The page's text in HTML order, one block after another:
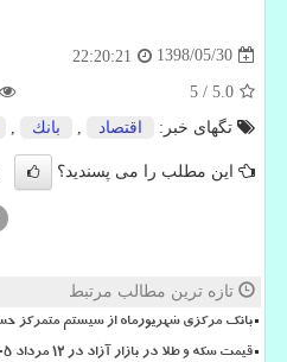
1398/05/30
22:20:21
5.0
/
5
تگهای خبر:
اقتصاد بانك
این مطلب را می پسندید؟
تازه ترین مطالب مرتبط
بانک مرکزی شهریورماه از سیستم متمرکز
قیمت سکه و طلا در بازار آزاد در ۱۲ مرداد ۱۴۰۵